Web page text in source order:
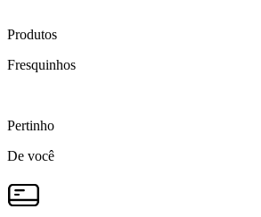
Produtos
Fresquinhos
Pertinho
De você